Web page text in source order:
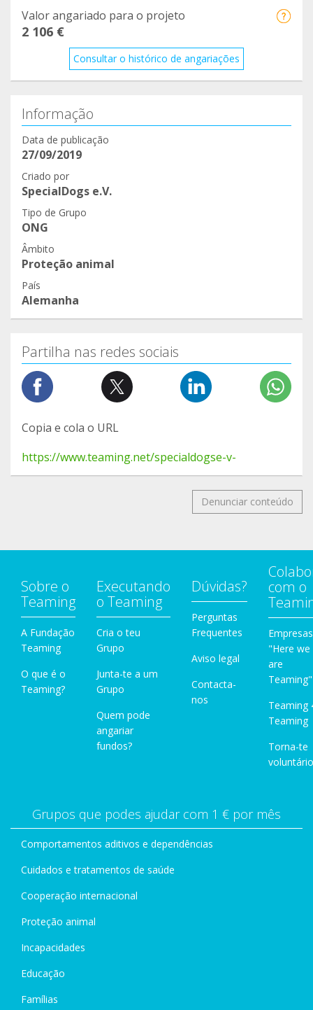
Valor angariado para o projeto
2 106 €
Consultar o histórico de angariações
Informação
Data de publicação
27/09/2019
Criado por
SpecialDogs e.V.
Tipo de Grupo
ONG
Âmbito
Proteção animal
País
Alemanha
Partilha nas redes sociais
Copia e cola o URL
https://www.teaming.net/specialdogse-v-
Denunciar conteúdo
Sobre o
Teaming
A Fundação
Teaming
O que é o
Teaming?
Executando
o Teaming
Cria o teu
Grupo
Junta-te a um
Grupo
Quem pode
angariar
fundos?
Dúvidas?
Perguntas
Frequentes
Aviso legal
Contacta-
nos
com o
Empresas
"Here we
are
Teaming"
Teaming
Teaming
Torna-te
Grupos que podes ajudar com 1 € por mês
Comportamentos aditivos e dependências
Cuidados e tratamentos de saúde
Cooperação internacional
Proteção animal
Incapacidades
Educação
Famílias